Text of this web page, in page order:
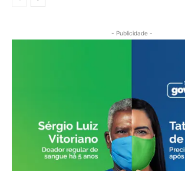
- Publicidade -